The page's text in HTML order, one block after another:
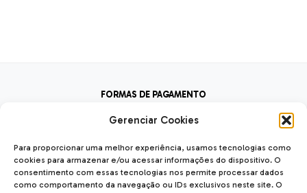
Gerenciar Cookies
Para proporcionar uma melhor experiência, usamos tecnologias como
cookies para armazenar e/ou acessar informações do dispositivo. O
consentimento com essas tecnologias nos permite processar dados
como comportamento da navegação ou IDs exclusivos neste site. O
FORMAS DE PAGAMENTO